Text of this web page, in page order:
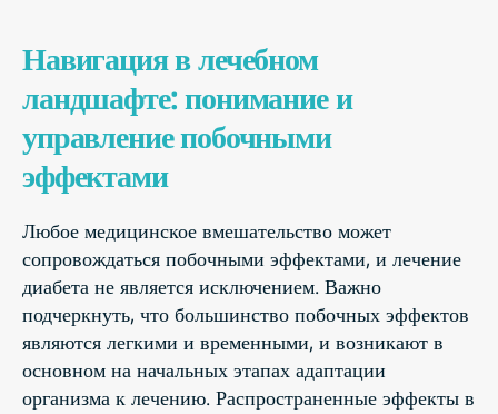
Навигация в лечебном
ландшафте: понимание и
управление побочными
эффектами
Любое медицинское вмешательство может
сопровождаться побочными эффектами, и лечение
диабета не является исключением. Важно
подчеркнуть, что большинство побочных эффектов
являются легкими и временными, и возникают в
основном на начальных этапах адаптации
организма к лечению. Распространенные эффекты в